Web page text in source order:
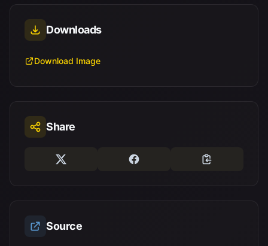
Downloads
Download Image
Share
Source